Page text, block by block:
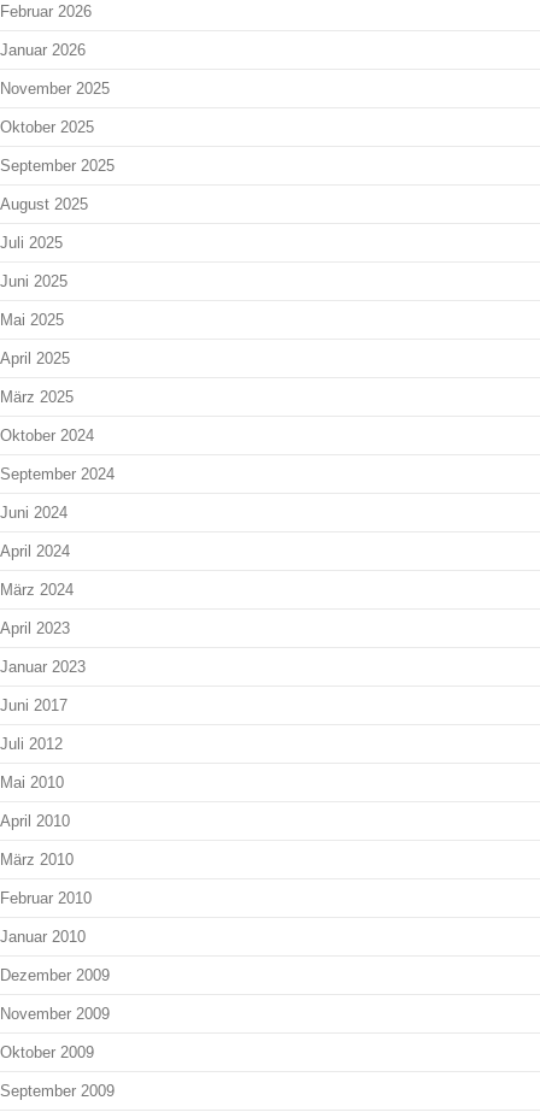
Februar 2026
Januar 2026
November 2025
Oktober 2025
September 2025
August 2025
Juli 2025
Juni 2025
Mai 2025
April 2025
März 2025
Oktober 2024
September 2024
Juni 2024
April 2024
März 2024
April 2023
Januar 2023
Juni 2017
Juli 2012
Mai 2010
April 2010
März 2010
Februar 2010
Januar 2010
Dezember 2009
November 2009
Oktober 2009
September 2009